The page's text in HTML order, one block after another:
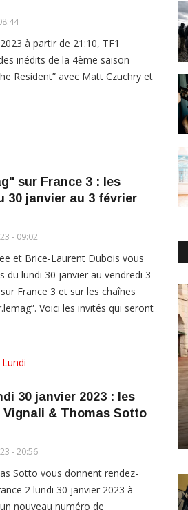
à partir de 21:10, TF1
inédits de la 4ème saison
Resident” avec Matt Czuchry et
sur France 3 : les
30 janvier au 3 février
- 09:02
et Brice-Laurent Dubois vous
du lundi 30 janvier au vendredi 3
France 3 et sur les chaînes
Voici les invités qui seront
Lundi
30 janvier 2023 : les
& Thomas Sotto
- 20:56
Sotto vous donnent rendez-
2 lundi 30 janvier 2023 à
nouveau numéro de